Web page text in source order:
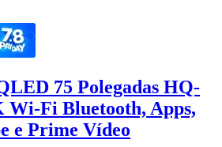
75 Polegadas HQ-
Wi-Fi Bluetooth, Apps,
e Prime Vídeo